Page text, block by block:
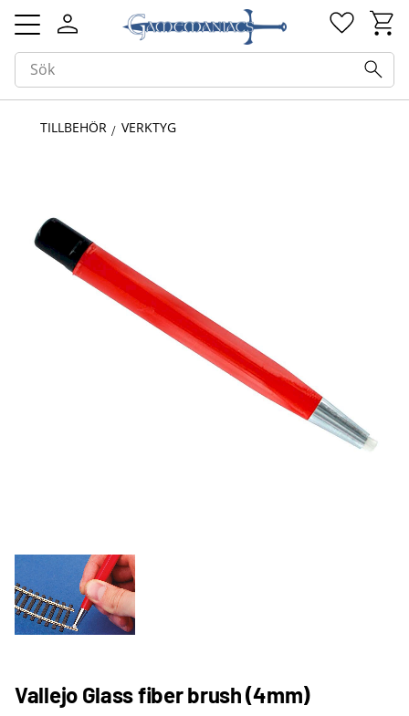
Meny
TILLBEHÖR VERKTYG
Vallejo Glass fiber brush (4mm)